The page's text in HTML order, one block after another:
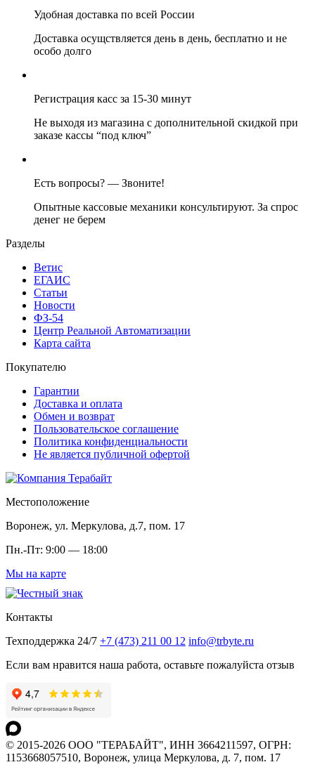
Удобная доставка по всей России
Доставка осущствляется день в день, бесплатно и не
особо долго
Регистрация касс за 15-30 минут
Не выходя из магазина с дополнительной скидкой при
заказе кассы “под ключ”
Есть вопросы? — Звоните!
Опытные кассовые механики консультируют. За спрос
денег не берем
Разделы
Ветис
ЕГАИС
Статьи
Новости
ФЗ-54
Центр Реальной Автоматизации
Карта сайта
Покупателю
Гарантии
Доставка и оплата
Обмен и возврат
Пользовательское соглашение
Политика конфиденциальности
Не является публичной офертой
Местоположение
Воронеж, ул. Меркулова, д.7, пом. 17
Пн.-Пт: 9:00 — 18:00
Мы на карте
Контакты
Техподдержка 24/7 +7 (473) 211 00 12 info@trbyte.ru
Если вам нравится наша работа, оставьте пожалуйста отзыв
© 2015-2026 ООО "ТЕРАБАЙТ", ИНН 3664211597, ОГРН:
1153668057510, Воронеж, улица Меркулова, д. 7, пом. 17